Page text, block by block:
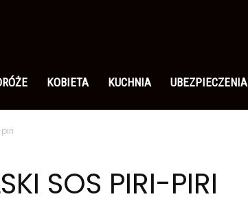
KOBIETA KUCHNIA UBEZPIECZENIA
SOS PIRI-PIRI